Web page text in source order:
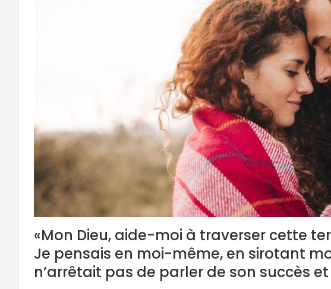
«Mon Dieu, aide-moi à traverser cette
Je pensais en moi-même, en sirotant
n’arrêtait pas de parler de son succès